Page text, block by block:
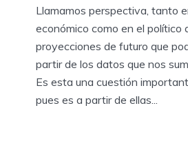
Llamamos perspectiva, tanto
económico como en el político
proyecciones de futuro que
partir de los datos que nos
Es esta una cuestión
pues es a partir de ellas...